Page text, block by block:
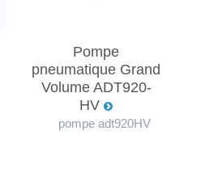
Pompe
pneumatique Grand
Volume ADT920-
HV
pompe adt920HV